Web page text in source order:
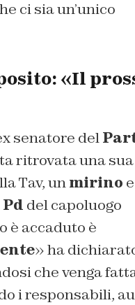
ci sia un’unico
«Il
senatore del
ritrovata una sua
Tav, unmirino
Pd del capoluogo
è accaduto è
» ha
che venga
i responsabili,